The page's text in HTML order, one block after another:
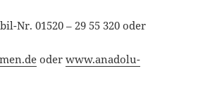
Nr. 01520 – 29 55 320 oder
oderwww.anadolu-